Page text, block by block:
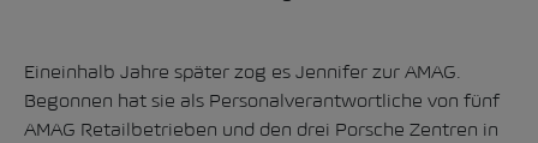
Eineinhalb Jahre später zog es Jennifer zur AMAG.
Begonnen hat sie als Personalverantwortliche von fünf
AMAG Retailbetrieben und den drei Porsche Zentren in